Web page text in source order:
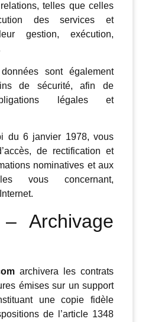
telles que celles
des services et
gestion, exécution,
sont également
de sécurité, afin de
légales et
du 6 janvier 1978, vous
de rectification et
nominatives et aux
vous concernant,
Archivage
archivera les contrats
émises sur un support
une copie fidèle
de l’article 1348